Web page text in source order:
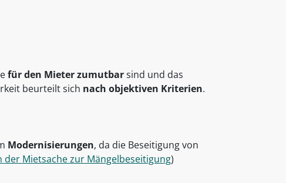
für den Mieter zumutbarsind und das
beurteilt sich nach objektiven Kriterien.
Modernisierungen, da die Beseitigung von
Mietsache zur Mängelbeseitigung)